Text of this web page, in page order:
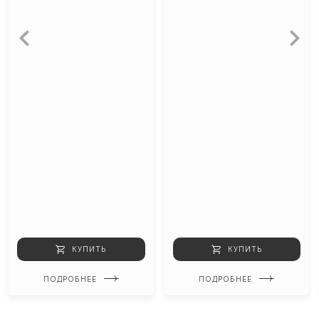
КУПИТЬ
ПОДРОБНЕЕ
КУПИТЬ
ПОДРОБНЕЕ